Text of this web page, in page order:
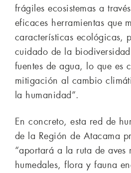
frágiles ecosistemas a
eficaces herramientas que
características ecológicas,
cuidado de la
fuentes de agua, lo que es
mitigación al cambio
la humanidad”.
En concreto, esta red de
de la Región de Atacama
“aportará a la ruta de aves
humedales, flora y fauna